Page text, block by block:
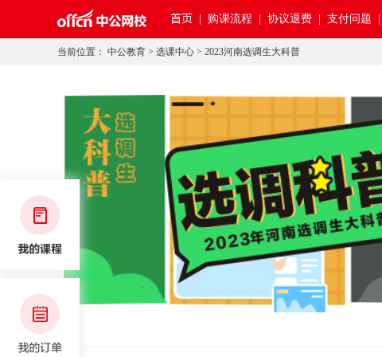
首页 购课流程 | 协议退费 | 支付问题 |
当前位置： 中公教育 > 选课中心 > 2023河南选调生大科普